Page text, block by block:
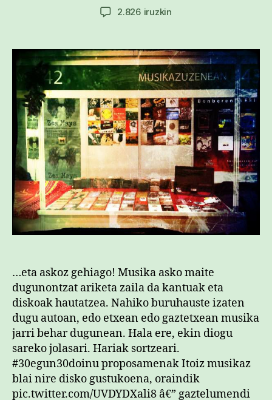
data
2.826 iruzkin#30egun30doinu
…eta askoz gehiago! Musika asko maite
dugunontzat ariketa zaila da kantuak eta
diskoak hautatzea. Nahiko buruhauste izaten
dugu autoan, edo etxean edo gaztetxean musika
jarri behar dugunean. Hala ere, ekin diogu
sareko jolasari. Hariak sortzeari.
#30egun30doinu proposamenak Itoiz musikaz
blai nire disko gustukoena, oraindik
pic.twitter.com/UVDYDXali8 â€” gaztelumendi